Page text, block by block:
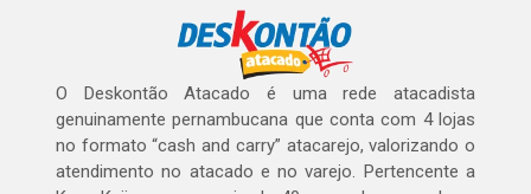
O Deskontão Atacado é uma rede atacadista
genuinamente pernambucana que conta com 4 lojas
no formato “cash and carry” atacarejo, valorizando o
atendimento no atacado e no varejo. Pertencente a